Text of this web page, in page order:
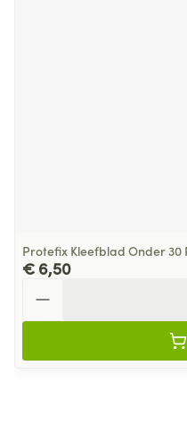
Protefix Kleefblad Onder 30
€ 6,50